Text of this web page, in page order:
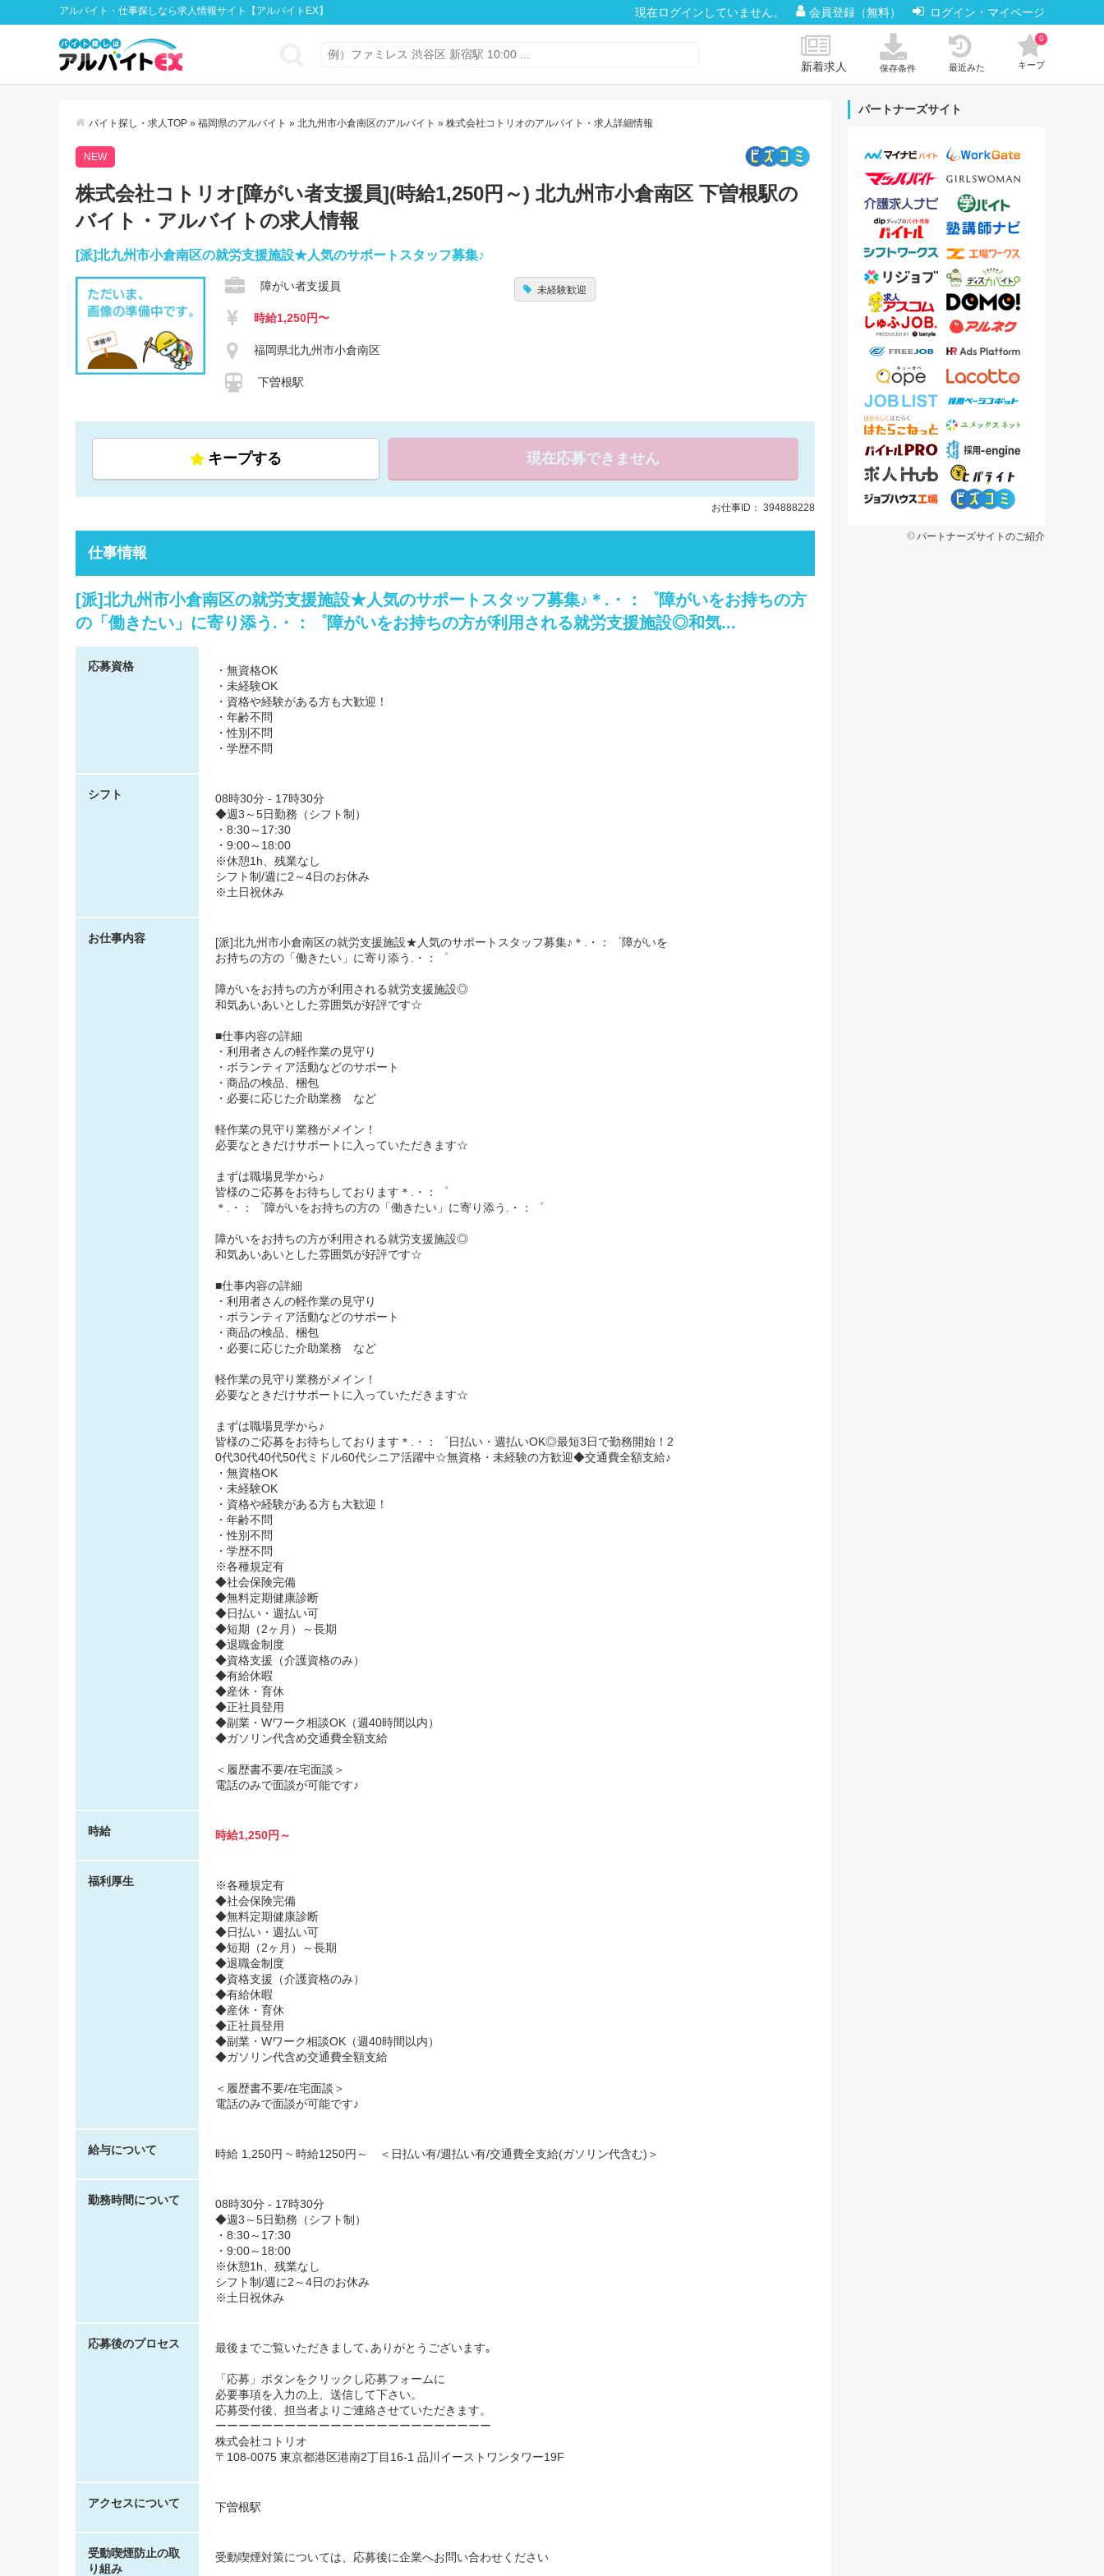
アルバイト・仕事探しなら求人情報サイト【アルバイトEX】 現在ログインしていません。 会員登録（無料） ログイン・マイページ
新着求人 保存条件 最近みた キープ
0
バイト探し・求人TOP » 福岡県のアルバイト » 北九州市小倉南区のアルバイト » 株式会社コトリオのアルバイト・求人詳細情報
NEW
株式会社コトリオ[障がい者支援員](時給1,250円～) 北九州市小倉南区 下曽根駅の
バイト・アルバイトの求人情報
[派]北九州市小倉南区の就労支援施設★人気のサポートスタッフ募集♪
障がい者支援員
時給1,250円〜
福岡県北九州市小倉南区
下曽根駅
未経験歓迎
キープする 現在応募できません
お仕事ID： 394888228
仕事情報
[派]北九州市小倉南区の就労支援施設★人気のサポートスタッフ募集♪＊.・：゜障がいをお持ちの方
の「働きたい」に寄り添う.・：゜障がいをお持ちの方が利用される就労支援施設◎和気...
応募資格
・無資格OK
・未経験OK
・資格や経験がある方も大歓迎！
・年齢不問
・性別不問
・学歴不問
シフト
08時30分 - 17時30分
◆週3～5日勤務（シフト制）
・8:30～17:30
・9:00～18:00
※休憩1h、残業なし
シフト制/週に2～4日のお休み
※土日祝休み
お仕事内容
[派]北九州市小倉南区の就労支援施設★人気のサポートスタッフ募集♪＊.・：゜障がいを
お持ちの方の「働きたい」に寄り添う.・：゜
障がいをお持ちの方が利用される就労支援施設◎
和気あいあいとした雰囲気が好評です☆
■仕事内容の詳細
・利用者さんの軽作業の見守り
・ボランティア活動などのサポート
・商品の検品、梱包
・必要に応じた介助業務 など
軽作業の見守り業務がメイン！
必要なときだけサポートに入っていただきます☆
まずは職場見学から♪
皆様のご応募をお待ちしております＊.・：゜
＊.・：゜障がいをお持ちの方の「働きたい」に寄り添う.・：゜
障がいをお持ちの方が利用される就労支援施設◎
和気あいあいとした雰囲気が好評です☆
■仕事内容の詳細
・利用者さんの軽作業の見守り
・ボランティア活動などのサポート
・商品の検品、梱包
・必要に応じた介助業務 など
軽作業の見守り業務がメイン！
必要なときだけサポートに入っていただきます☆
まずは職場見学から♪
皆様のご応募をお待ちしております＊.・：゜日払い・週払いOK◎最短3日で勤務開始！2
0代30代40代50代ミドル60代シニア活躍中☆無資格・未経験の方歓迎◆交通費全額支給♪
・無資格OK
・未経験OK
・資格や経験がある方も大歓迎！
・年齢不問
・性別不問
・学歴不問
※各種規定有
◆社会保険完備
◆無料定期健康診断
◆日払い・週払い可
◆短期（2ヶ月）～長期
◆退職金制度
◆資格支援（介護資格のみ）
◆有給休暇
◆産休・育休
◆正社員登用
◆副業・Wワーク相談OK（週40時間以内）
◆ガソリン代含め交通費全額支給
＜履歴書不要/在宅面談＞
電話のみで面談が可能です♪
時給 時給1,250円～
福利厚生
※各種規定有
◆社会保険完備
◆無料定期健康診断
◆日払い・週払い可
◆短期（2ヶ月）～長期
◆退職金制度
◆資格支援（介護資格のみ）
◆有給休暇
◆産休・育休
◆正社員登用
◆副業・Wワーク相談OK（週40時間以内）
◆ガソリン代含め交通費全額支給
＜履歴書不要/在宅面談＞
電話のみで面談が可能です♪
給与について 時給 1,250円 ~ 時給1250円～ ＜日払い有/週払い有/交通費全支給(ガソリン代含む)＞
勤務時間について
08時30分 - 17時30分
◆週3～5日勤務（シフト制）
・8:30～17:30
・9:00～18:00
※休憩1h、残業なし
シフト制/週に2～4日のお休み
※土日祝休み
応募後のプロセス 最後までご覧いただきまして､ありがとうございます｡
「応募」ボタンをクリックし応募フォームに
必要事項を入力の上、送信して下さい。
応募受付後、担当者よりご連絡させていただきます。
ーーーーーーーーーーーーーーーーーーーーーーーー
株式会社コトリオ
〒108-0075 東京都港区港南2丁目16-1 品川イーストワンタワー19F
アクセスについて 下曽根駅
受動喫煙防止の取
り組み
受動喫煙対策については、応募後に企業へお問い合わせください
パートナーズサイト
パートナーズサイトのご紹介